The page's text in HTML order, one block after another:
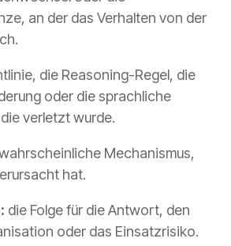
an der das Verhalten von der
die Reasoning-Regel, die
oder die sprachliche
verletzt wurde.
Mechanismus,
hat.
die Folge für die Antwort, den
oder das Einsatzrisiko.